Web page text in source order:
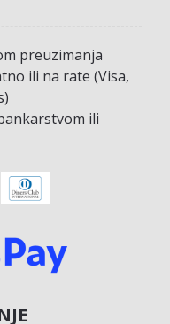
preuzimanja
ili na rate (Visa,
ili